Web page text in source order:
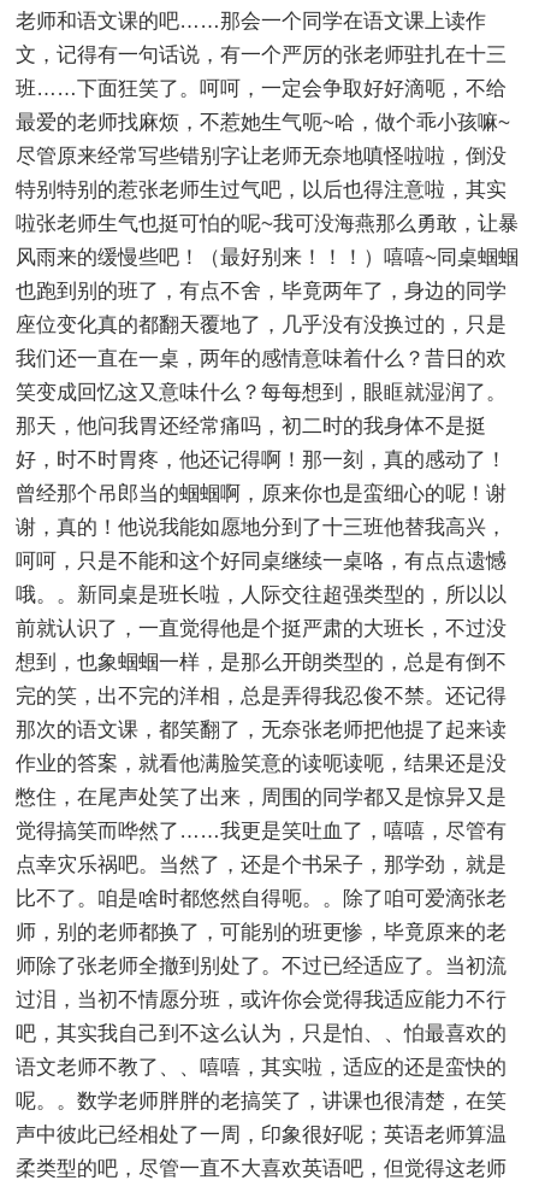
老师和语文课的吧……那会一个同学在语文课上读作
文，记得有一句话说，有一个严厉的张老师驻扎在十三
班……下面狂笑了。呵呵，一定会争取好好滴呃，不给
最爱的老师找麻烦，不惹她生气呃~哈，做个乖小孩嘛~
尽管原来经常写些错别字让老师无奈地嗔怪啦啦，倒没
特别特别的惹张老师生过气吧，以后也得注意啦，其实
啦张老师生气也挺可怕的呢~我可没海燕那么勇敢，让暴
风雨来的缓慢些吧！（最好别来！！！）嘻嘻~同桌蝈蝈
也跑到别的班了，有点不舍，毕竟两年了，身边的同学
座位变化真的都翻天覆地了，几乎没有没换过的，只是
我们还一直在一桌，两年的感情意味着什么？昔日的欢
笑变成回忆这又意味什么？每每想到，眼眶就湿润了。
那天，他问我胃还经常痛吗，初二时的我身体不是挺
好，时不时胃疼，他还记得啊！那一刻，真的感动了！
曾经那个吊郎当的蝈蝈啊，原来你也是蛮细心的呢！谢
谢，真的！他说我能如愿地分到了十三班他替我高兴，
呵呵，只是不能和这个好同桌继续一桌咯，有点点遗憾
哦。。新同桌是班长啦，人际交往超强类型的，所以以
前就认识了，一直觉得他是个挺严肃的大班长，不过没
想到，也象蝈蝈一样，是那么开朗类型的，总是有倒不
完的笑，出不完的洋相，总是弄得我忍俊不禁。还记得
那次的语文课，都笑翻了，无奈张老师把他提了起来读
作业的答案，就看他满脸笑意的读呃读呃，结果还是没
憋住，在尾声处笑了出来，周围的同学都又是惊异又是
觉得搞笑而哗然了……我更是笑吐血了，嘻嘻，尽管有
点幸灾乐祸吧。当然了，还是个书呆子，那学劲，就是
比不了。咱是啥时都悠然自得呃。。除了咱可爱滴张老
师，别的老师都换了，可能别的班更惨，毕竟原来的老
师除了张老师全撤到别处了。不过已经适应了。当初流
过泪，当初不情愿分班，或许你会觉得我适应能力不行
吧，其实我自己到不这么认为，只是怕、、怕最喜欢的
语文老师不教了、、嘻嘻，其实啦，适应的还是蛮快的
呢。。数学老师胖胖的老搞笑了，讲课也很清楚，在笑
声中彼此已经相处了一周，印象很好呢；英语老师算温
柔类型的吧，尽管一直不大喜欢英语吧，但觉得这老师